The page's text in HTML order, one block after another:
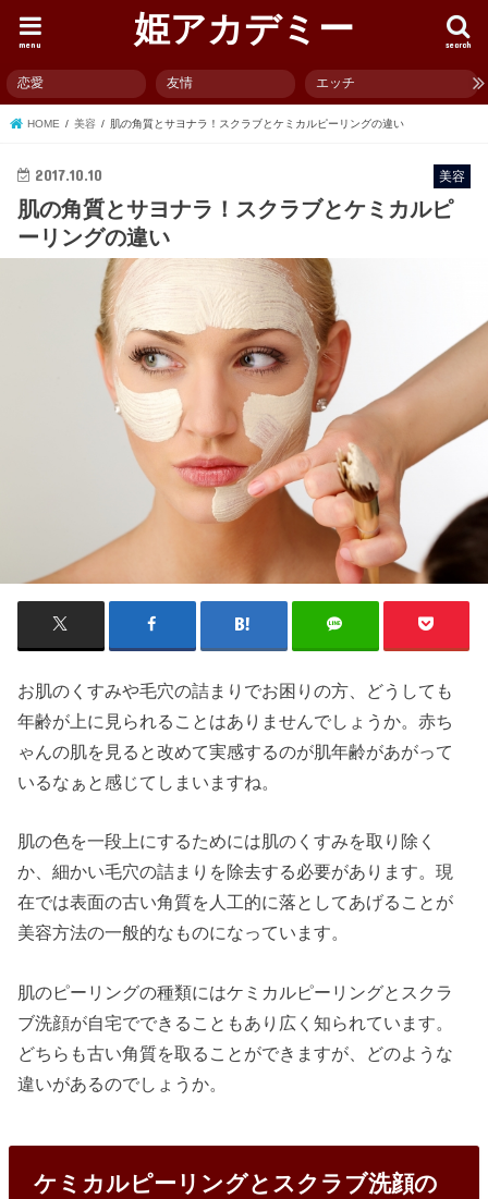
姫アカデミー search
menu
恋愛 友情 エッチ
HOME 美容 肌の角質とサヨナラ！スクラブとケミカルピーリングの違い
美容
2017.10.10
肌の角質とサヨナラ！スクラブとケミカルピ
ーリングの違い
お肌のくすみや毛穴の詰まりでお困りの方、どうしても
年齢が上に見られることはありませんでしょうか。赤ち
ゃんの肌を見ると改めて実感するのが肌年齢があがって
いるなぁと感じてしまいますね。
肌の色を一段上にするためには肌のくすみを取り除く
か、細かい毛穴の詰まりを除去する必要があります。現
在では表面の古い角質を人工的に落としてあげることが
美容方法の一般的なものになっています。
肌のピーリングの種類にはケミカルピーリングとスクラ
ブ洗顔が自宅でできることもあり広く知られています。
どちらも古い角質を取ることができますが、どのような
違いがあるのでしょうか。
ケミカルピーリングとスクラブ洗顔の